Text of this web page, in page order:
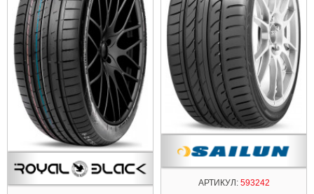
АРТИКУЛ:593242